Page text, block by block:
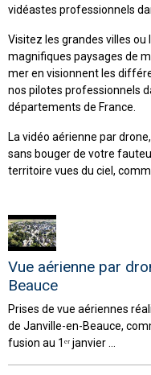
vidéastes professionnels
Visitez les grandes villes
magnifiques paysages de
mer en visionnent les
nos pilotes professionnels
départements de France.
La vidéo aérienne par
sans bouger de votre
territoire vues du ciel,
Vue aérienne par
Beauce
Prises de vue aériennes
de Janville-en-Beauce,
fusion au 1ᵉʳ janvier ...